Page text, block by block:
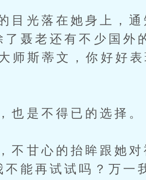
落在她身上，通
聂老还有不少国外
师斯蒂文，你好好表
是不得已的选择。
心的抬眸跟她对
能再试试吗？万一